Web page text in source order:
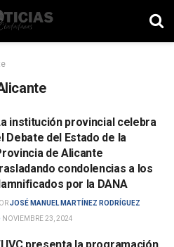
institución provincial celebra
Debate del Estado de la
de Alicante
condolencias a los
por la DANA
JOSÉ MANUEL MARTÍNEZ RODRÍGUEZ
NOVIEMBRE 23, 2024